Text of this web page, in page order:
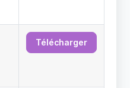
Télécharger